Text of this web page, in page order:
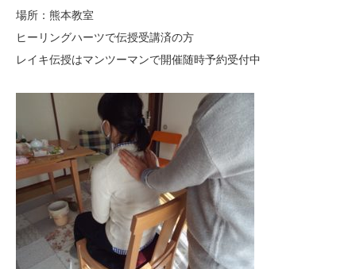
場所：熊本教室
ヒーリングハーツで伝授受講済の方
レイキ伝授はマンツーマンで開催随時予約受付中